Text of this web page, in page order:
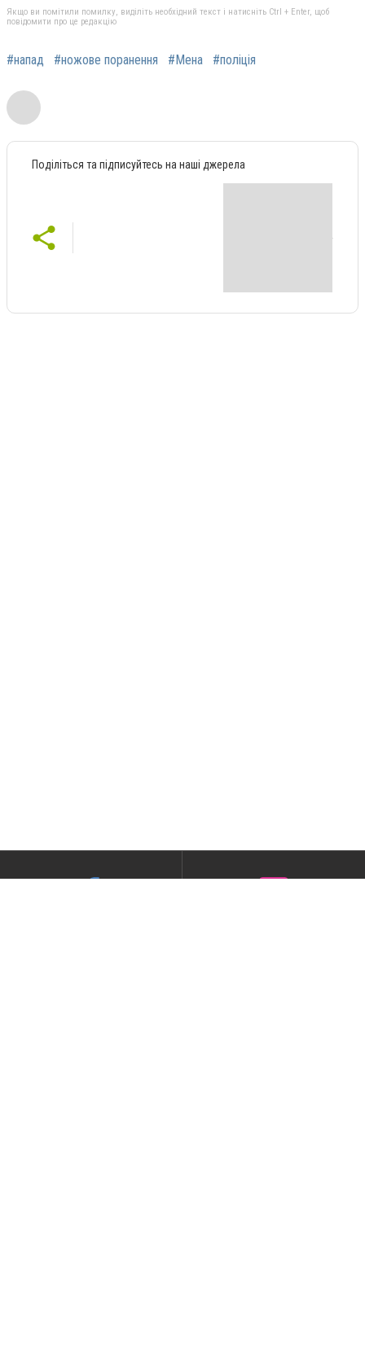
Якщо ви помітили помилку, виділіть необхідний текст і натисніть Ctrl + Enter, щоб
повідомити про це редакцію
#напад #ножове поранення #Мена #поліція
Поділіться та підписуйтесь на наші джерела